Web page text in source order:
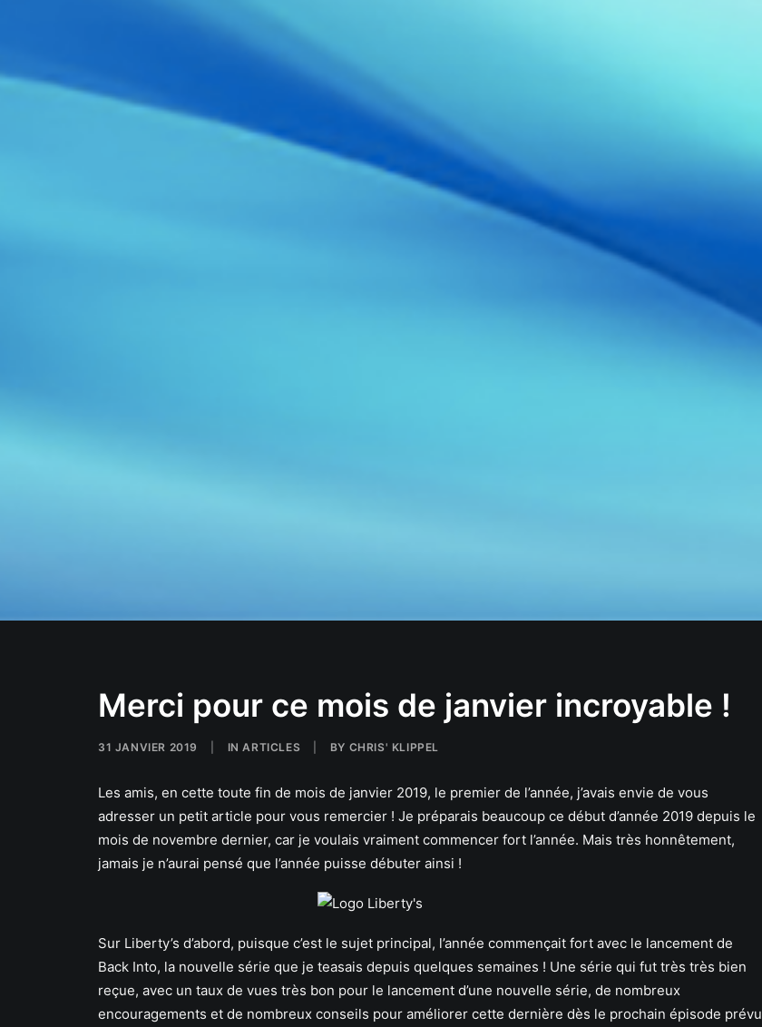
Merci pour ce mois de janvier incroyable !
31 JANVIER 2019 INARTICLES BY CHRIS' KLIPPEL
Les amis, en cette toute fin de mois de janvier 2019, le premier de l’année, j’avais envie de vous
adresser un petit article pour vous remercier ! Je préparais beaucoup ce début d’année 2019 depuis le
mois de novembre dernier, car je voulais vraiment commencer fort l’année. Mais très honnêtement,
jamais je n’aurai pensé que l’année puisse débuter ainsi !
Sur Liberty’s d’abord, puisque c’est le sujet principal, l’année commençait fort avec le lancement de
Back Into, la nouvelle série que je teasais depuis quelques semaines ! Une série qui fut très très bien
reçue, avec un taux de vues très bon pour le lancement d’une nouvelle série, de nombreux
encouragements et de nombreux conseils pour améliorer cette dernière dès le prochain épisode prévu